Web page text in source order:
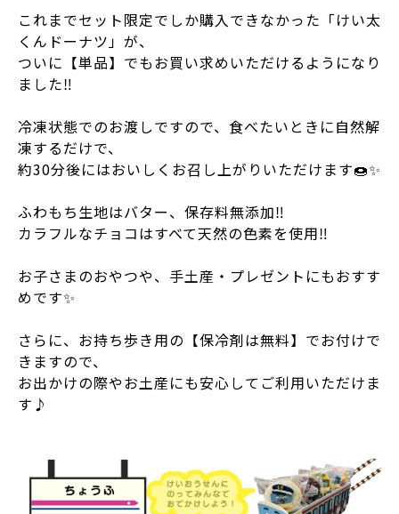
これまでセット限定でしか購入できなかった「けい太
くんドーナツ」が、
ついに【単品】でもお買い求めいただけるようになり
ました‼️
冷凍状態でのお渡しですので、食べたいときに自然解
凍するだけで、
約30分後にはおいしくお召し上がりいただけます🍩✨️
ふわもち生地はバター、保存料無添加‼️
カラフルなチョコはすべて天然の色素を使用‼️
お子さまのおやつや、手土産・プレゼントにもおすす
めです✨️
さらに、お持ち歩き用の【保冷剤は無料】でお付けで
きますので、
お出かけの際やお土産にも安心してご利用いただけま
す♪